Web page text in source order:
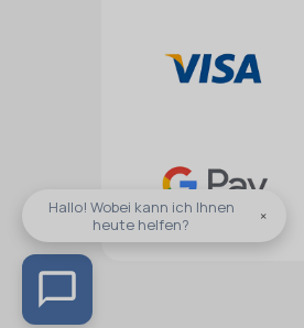
Hallo! Wobei kann ich Ihnen
heute helfen?
×